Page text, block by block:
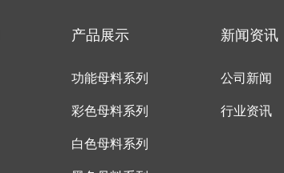
产品展示
功能母料系列
彩色母料系列
白色母料系列
新闻资讯
公司新闻
行业资讯